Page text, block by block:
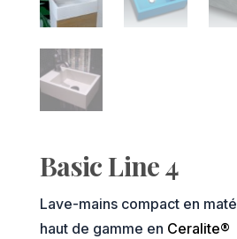
Basic Line 4
Lave-mains compact en
haut de gamme en Ceralite®